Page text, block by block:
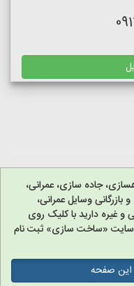
جاده سازی، عمرانی،
وسایل عمرانی،
غیره دارید با کلیک روی
«ساخت سازی» ثبت نام
این صفحه